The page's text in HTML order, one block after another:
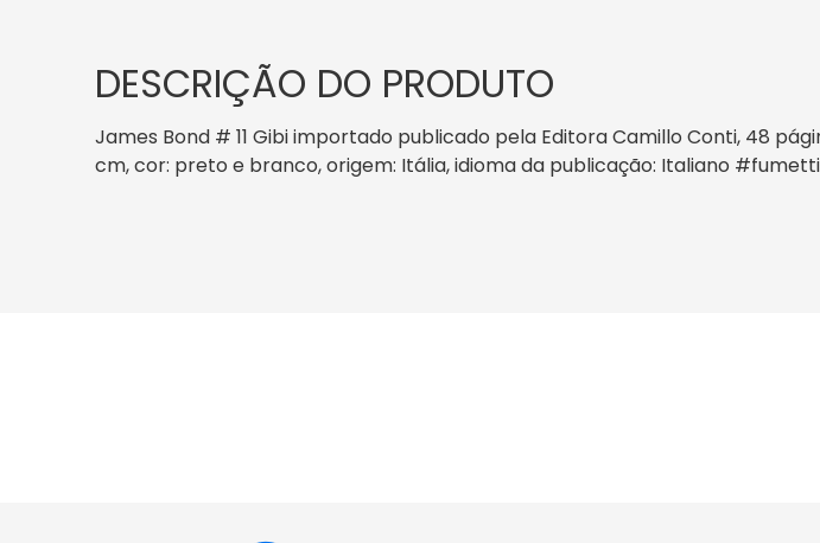
DESCRIÇÃO DO PRODUTO
James Bond # 11 Gibi importado publicado pela Editora Camillo Conti, 48
cm, cor: preto e branco, origem: Itália, idioma da publicação: Italiano